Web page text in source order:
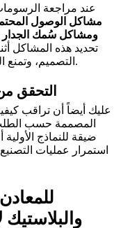
عند مراجعة
ومشاكل سُمك الجدار
التصميم، وتمنع الحاجة إلى إعادة التصميم بعد بدء الإنتاج.
التحقق